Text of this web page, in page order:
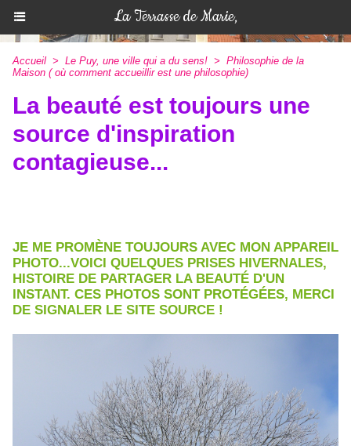
La Terrasse de Marie,
Accueil > Le Puy, une ville qui a du sens! > Philosophie de la
Maison ( où comment accueillir est une philosophie)
La beauté est toujours une
source d'inspiration
contagieuse...
JE ME PROMÈNE TOUJOURS AVEC MON APPAREIL
PHOTO...VOICI QUELQUES PRISES HIVERNALES,
HISTOIRE DE PARTAGER LA BEAUTÉ D'UN
INSTANT. CES PHOTOS SONT PROTÉGÉES, MERCI
DE SIGNALER LE SITE SOURCE !